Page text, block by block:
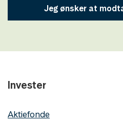
Jeg ønsker at
Invester
Aktiefonde